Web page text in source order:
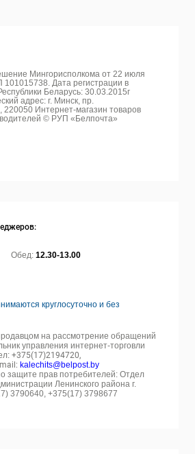
Мингорисполкома от 22 июля
Дата регистрации в
Беларусь: 30.03.2015г
адрес: г. Минск, пр.
220050 Интернет-магазин товаров
© РУП «Белпочта»
Обед: 12.30-13.00
круглосуточно и без
на рассмотрение обращений
управления интернет-торговли
+375(17)2194720,
kalechits@belpost.by
защите прав потребителей: Отдел
Ленинского района г.
3790640, +375(17) 3798677